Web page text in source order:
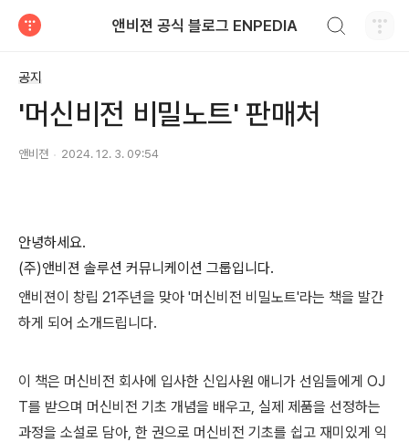
앤비젼 공식 블로그 ENPEDIA
공지
'머신비전 비밀노트' 판매처
앤비젼 2024. 12. 3. 09:54
안녕하세요.
(주)앤비젼 솔루션 커뮤니케이션 그룹입니다.
앤비젼이 창립 21주년을 맞아 '머신비전 비밀노트'라는 책을 발간
하게 되어 소개드립니다.
이 책은 머신비전 회사에 입사한 신입사원 애니가 선임들에게 OJ
T를 받으며 머신비전 기초 개념을 배우고, 실제 제품을 선정하는
과정을 소설로 담아, 한 권으로 머신비전 기초를 쉽고 재미있게 익